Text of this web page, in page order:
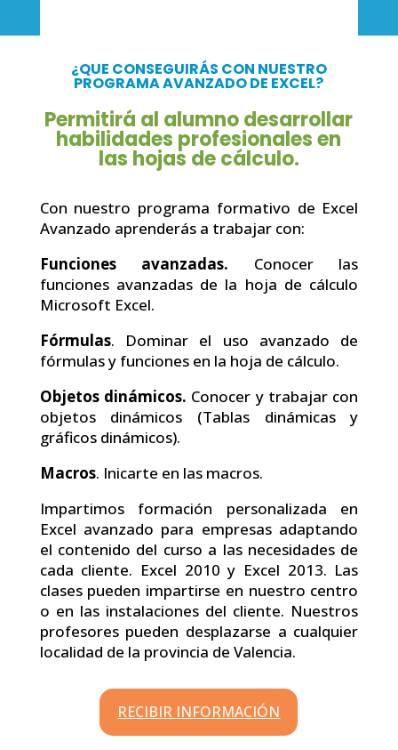
¿QUE CONSEGUIRÁS CON NUESTRO
PROGRAMA AVANZADO DE EXCEL?
Permitirá al alumno desarrollar
habilidades profesionales en
las hojas de cálculo.
Con nuestro programa formativo de Excel
Avanzado aprenderás a trabajar con:
Funciones avanzadas. Conocer las
funciones avanzadas de la hoja de cálculo
Microsoft Excel.
Fórmulas. Dominar el uso avanzado de
fórmulas y funciones en la hoja de cálculo.
Objetos dinámicos. Conocer y trabajar con
objetos dinámicos (Tablas dinámicas y
gráficos dinámicos).
Macros. Inicarte en las macros.
Impartimos formación personalizada en
Excel avanzado para empresas adaptando
el contenido del curso a las necesidades de
cada cliente. Excel 2010 y Excel 2013. Las
clases pueden impartirse en nuestro centro
o en las instalaciones del cliente. Nuestros
profesores pueden desplazarse a cualquier
localidad de la provincia de Valencia.
RECIBIR INFORMACIÓN